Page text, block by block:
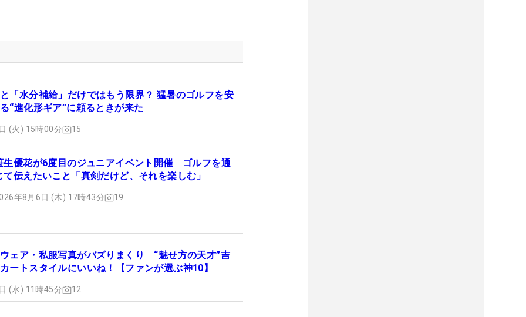
と「水分補給」だけではもう限界？ 猛暑のゴルフを安
“進化形ギア”に頼るときが来た
(火) 15時00分 15
生優花が6度目のジュニアイベント開催 ゴルフを通
て伝えたいこと「真剣だけど、それを楽しむ」
年8月6日 (木) 17時43分 19
ェア・私服写真がバズりまくり “魅せ方の天才”吉
ートスタイルにいいね！【ファンが選ぶ神10】
(水) 11時45分 12